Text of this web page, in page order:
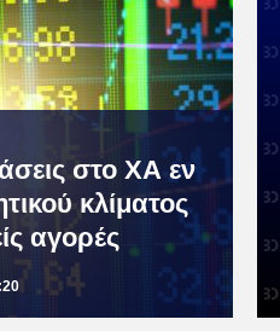
στο ΧΑ εν
κλίματος
αγορές